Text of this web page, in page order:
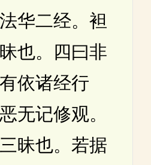
华二经。袒
也。四曰非
依诸经行
无记修观。
昧也。若据